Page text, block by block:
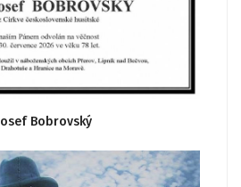
Bobrovský